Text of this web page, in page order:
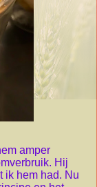
amper
Hij
ik hem had. Nu